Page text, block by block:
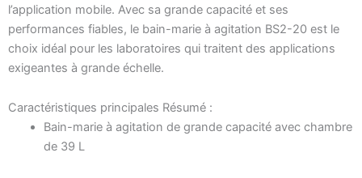
l’application mobile. Avec sa grande capacité et ses
performances fiables, le bain-marie à agitation BS2-20 est le
choix idéal pour les laboratoires qui traitent des applications
exigeantes à grande échelle.
Caractéristiques principales Résumé :
Bain-marie à agitation de grande capacité avec chambre
de 39 L